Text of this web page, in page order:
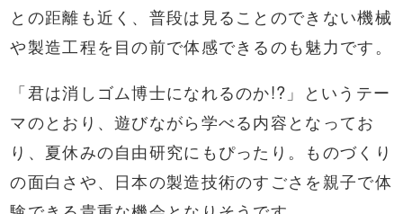
との距離も近く、普段は見ることのできない機械
や製造工程を目の前で体感できるのも魅力です。
「君は消しゴム博士になれるのか!?」というテー
マのとおり、遊びながら学べる内容となってお
り、夏休みの自由研究にもぴったり。ものづくり
の面白さや、日本の製造技術のすごさを親子で体